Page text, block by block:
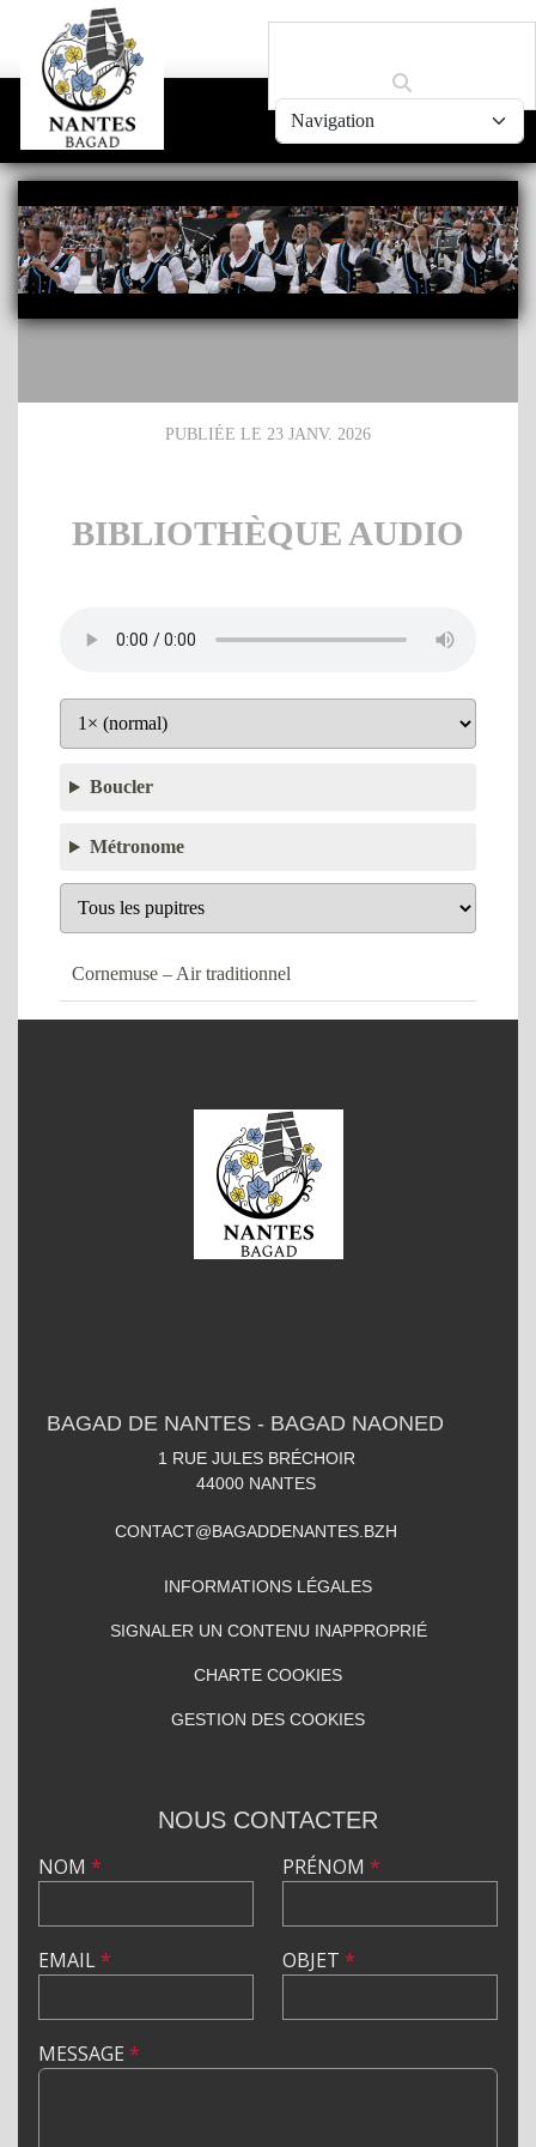
PUBLIÉE LE 23 JANV. 2026
BIBLIOTHÈQUE AUDIO
Boucler
Métronome
Cornemuse – Air traditionnel
BAGAD DE NANTES - BAGAD NAONED
1 RUE JULES BRÉCHOIR
44000 NANTES
CONTACT@BAGADDENANTES.BZH
INFORMATIONS LÉGALES
SIGNALER UN CONTENU INAPPROPRIÉ
CHARTE COOKIES
GESTION DES COOKIES
NOUS CONTACTER
NOM *
EMAIL*
PRÉNOM *
OBJET *
MESSAGE *
Panneau de gestion des cookies